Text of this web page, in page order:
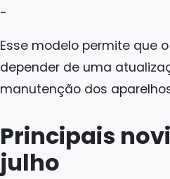
-
Esse modelo permite que
depender de uma
manutenção dos
Principais
julho